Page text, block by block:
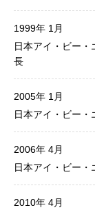
1999年 1月
日本アイ・ビー
長
2005年 1月
日本アイ・ビー
2006年 4月
日本アイ・ビー
2010年 4月